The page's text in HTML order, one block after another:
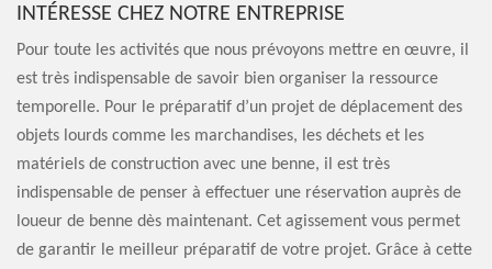
INTÉRESSE CHEZ NOTRE ENTREPRISE
Pour toute les activités que nous prévoyons mettre en œuvre, il
est très indispensable de savoir bien organiser la ressource
temporelle. Pour le préparatif d’un projet de déplacement des
objets lourds comme les marchandises, les déchets et les
matériels de construction avec une benne, il est très
indispensable de penser à effectuer une réservation auprès de
loueur de benne dès maintenant. Cet agissement vous permet
de garantir le meilleur préparatif de votre projet. Grâce à cette